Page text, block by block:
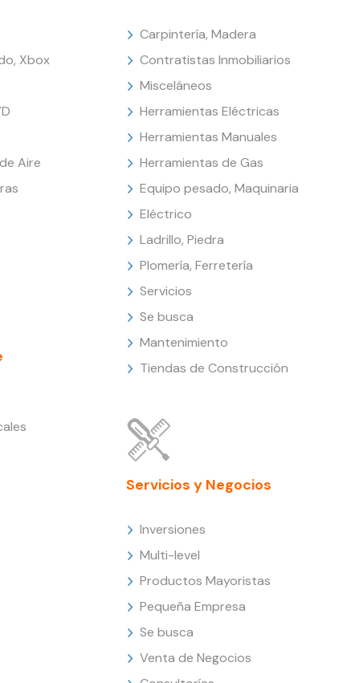
Xbox
Aire
Carpintería, Madera
Contratistas Inmobiliarios
Misceláneos
Herramientas Eléctricas
Herramientas Manuales
Herramientas de Gas
Equipo pesado, Maquinaria
Eléctrico
Ladrillo, Piedra
Plomería, Ferretería
Servicios
Se busca
Mantenimiento
Tiendas de Construcción
Servicios y Negocios
Inversiones
Multi-level
Productos Mayoristas
Pequeña Empresa
Se busca
Venta de Negocios